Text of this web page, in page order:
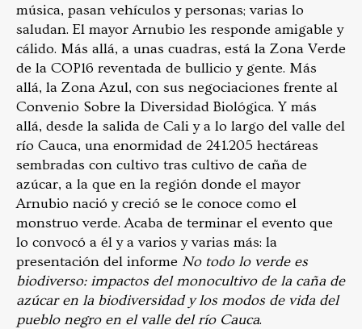
música, pasan vehículos y personas; varias lo
saludan. El mayor Arnubio les responde amigable y
cálido. Más allá, a unas cuadras, está la Zona Verde
de la COP16 reventada de bullicio y gente. Más
allá, la Zona Azul, con sus negociaciones frente al
Convenio Sobre la Diversidad Biológica. Y más
allá, desde la salida de Cali y a lo largo del valle del
río Cauca, una enormidad de 241.205 hectáreas
sembradas con cultivo tras cultivo de caña de
azúcar, a la que en la región donde el mayor
Arnubio nació y creció se le conoce como el
monstruo verde. Acaba de terminar el evento que
lo convocó a él y a varios y varias más: la
presentación del informe No todo lo verde es
biodiverso: impactos del monocultivo de la caña de
azúcar en la biodiversidad y los modos de vida del
pueblo negro en el valle del río Cauca.